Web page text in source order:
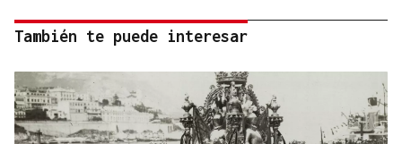
También te puede interesar